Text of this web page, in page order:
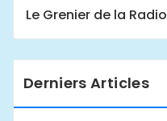
Le Grenier de la Radio
Derniers Articles